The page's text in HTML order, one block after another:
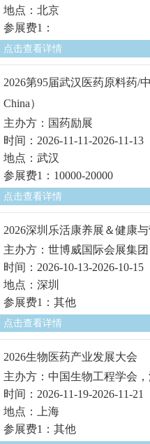
地点：北京
参展费1：
点击查看详情
2026第95届武汉医药原料药/
China）
主办方：国药励展
时间：2026-11-11-2026-11-13
地点：武汉
参展费1：10000-20000
点击查看详情
2026深圳乐活康养展＆健康
主办方：世博威国际会展集团
时间：2026-10-13-2026-10-15
地点：深圳
参展费1：其他
点击查看详情
2026生物医药产业发展大会
主办方：中国生物工程学会
时间：2026-11-19-2026-11-21
地点：上海
参展费1：其他